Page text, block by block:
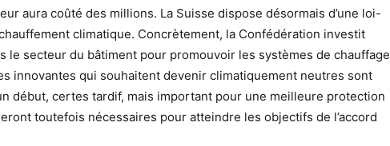
aura coûté des millions. La Suisse dispose désormais d’une loi-
climatique. Concrètement, la Confédération investit
le secteur du bâtiment pour promouvoir les systèmes de chauffage
innovantes qui souhaitent devenir climatiquement neutres sont
début, certes tardif, mais important pour une meilleure protection
toutefois nécessaires pour atteindre les objectifs de l’accord